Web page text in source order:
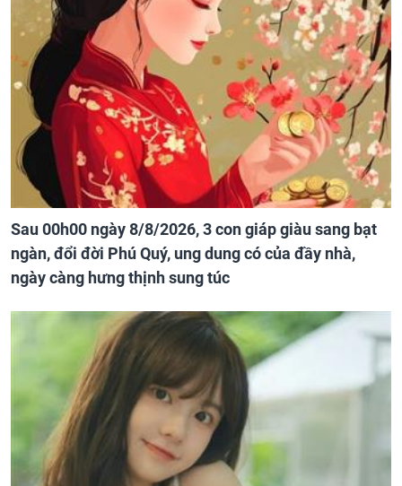
Sau 00h00 ngày 8/8/2026, 3 con giáp giàu sang bạt
ngàn, đổi đời Phú Quý, ung dung có của đầy nhà,
ngày càng hưng thịnh sung túc